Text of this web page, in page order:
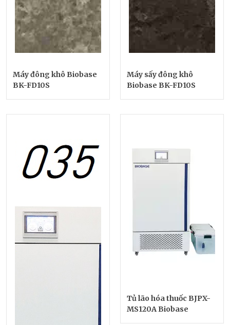
Máy đông khô Biobase
BK-FD10S
Máy sấy đông khô
Biobase BK-FD10S
Tủ lão hóa thuốc BJPX-
MS120A Biobase